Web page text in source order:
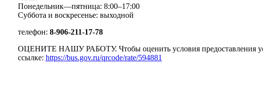
Понедельник—пятница: 8:00–17:00
Суббота и воскресенье: выходной
телефон: 8-906-211-17-78
ОЦЕНИТЕ НАШУ РАБОТУ. Чтобы оценить условия предоставления
ссылке: https://bus.gov.ru/qrcode/rate/594881